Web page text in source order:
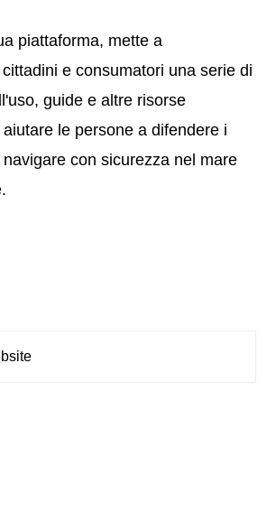
piattaforma, mette a
e consumatori una serie di
guide e altre risorse
le persone a difendere i
con sicurezza nel mare